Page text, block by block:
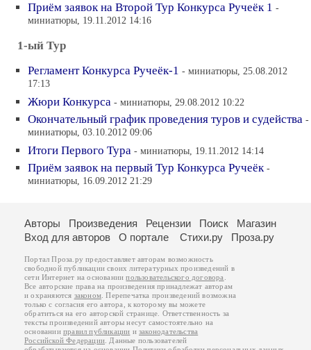
Приём заявок на Второй Тур Конкурса Ручеёк 1 -
миниатюры, 19.11.2012 14:16
1-ый Тур
Регламент Конкурса Ручеёк-1 - миниатюры, 25.08.2012
17:13
Жюри Конкурса - миниатюры, 29.08.2012 10:22
Окончательный график проведения туров и судейства -
миниатюры, 03.10.2012 09:06
Итоги Первого Тура - миниатюры, 19.11.2012 14:14
Приём заявок на первый Тур Конкурса Ручеёк -
миниатюры, 16.09.2012 21:29
Авторы Произведения Рецензии Поиск
Магазин
Вход для авторов
О портале Стихи.ру Проза.ру
Портал Проза.ру предоставляет авторам возможность
свободной публикации своих литературных произведений в
сети Интернет на основаниипользовательского договора
Все авторские права на произведения принадлежат авторам
и охраняются законом . Перепечатка произведений возможна
только с согласия его автора, к которому вы можете
обратиться на его авторской странице. Ответственность за
тексты произведений авторы несут самостоятельно на
основанииправил публикации изаконодательства
Российской Федерации . Данные пользователей